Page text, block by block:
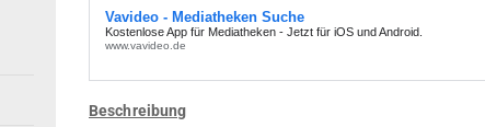
Beschreibung